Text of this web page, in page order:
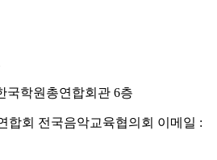
국학원총연합회관 6층
합회 전국음악교육협의회 이메일 :